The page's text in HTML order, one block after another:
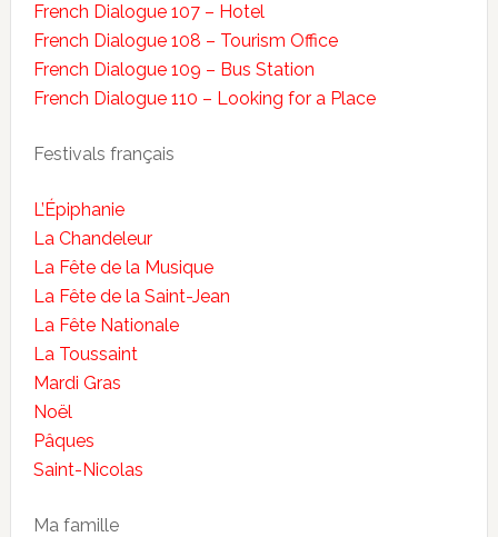
French Dialogue 107 – Hotel
French Dialogue 108 – Tourism Office
French Dialogue 109 – Bus Station
French Dialogue 110 – Looking for a Place
Festivals français
L’Épiphanie
La Chandeleur
La Fête de la Musique
La Fête de la Saint-Jean
La Fête Nationale
La Toussaint
Mardi Gras
Noël
Pâques
Saint-Nicolas
Ma famille